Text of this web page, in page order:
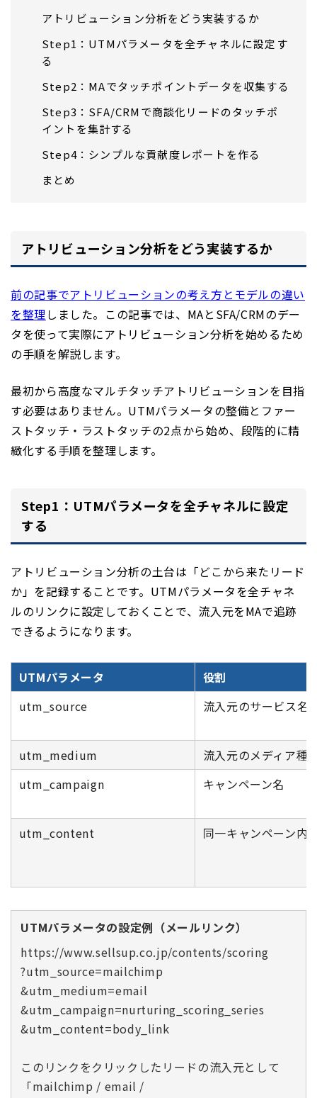
アトリビューション分析をどう実装するか
Step1：UTMパラメータを全チャネルに設定す
る
Step2：MAでタッチポイントデータを収集する
Step3：SFA/CRMで商談化リードのタッチポ
イントを集計する
Step4：シンプルな貢献度レポートを作る
まとめ
アトリビューション分析をどう実装するか
前の記事でアトリビューションの考え方とモデルの違い
を整理 しました。この記事では、MAとSFA/CRMのデー
タを使って実際にアトリビューション分析を始めるため
の手順を解説します。
最初から高度なマルチタッチアトリビューションを目指
す必要はありません。UTMパラメータの整備とファー
ストタッチ・ラストタッチの2点から始め、段階的に精
緻化する手順を整理します。
Step1：UTMパラメータを全チャネルに設定
する
アトリビューション分析の土台は「どこから来たリード
か」を記録することです。UTMパラメータを全チャネ
ルのリンクに設定しておくことで、流入元をMAで追跡
できるようになります。
UTMパラメータ
役割
utm_source
流入元のサービス名
utm_medium
流入元のメディア種
utm_campaign
キャンペーン名
utm_content 同一キャンペーン内
UTMパラメータの設定例（メールリンク）
https://www.sellsup.co.jp/contents/scoring
?utm_source=mailchimp
&utm_medium=email
&utm_campaign=nurturing_scoring_series
&utm_content=body_link
このリンクをクリックしたリードの流入元として
「mailchimp / email /